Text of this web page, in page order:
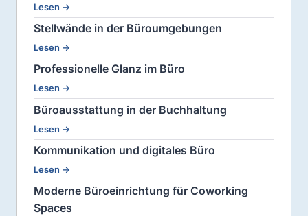
Lesen →
Stellwände in der Büroumgebungen
Lesen →
Professionelle Glanz im Büro
Lesen →
Büroausstattung in der Buchhaltung
Lesen →
Kommunikation und digitales Büro
Lesen →
Moderne Büroeinrichtung für Coworking
Spaces